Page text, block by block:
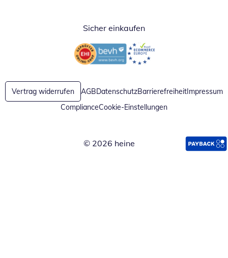
Sicher einkaufen
Öffnet in neuem FensterÖffnet in neuem Fenster
Vertrag widerrufen AGBDatenschutzBarrierefreiheitImpressum
ComplianceCookie-Einstellungen
© 2026 heine